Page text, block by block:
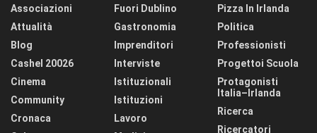
Associazioni
Attualità
Blog
Cashel 20026
Cinema
Community
Cronaca
Fuori Dublino
Gastronomia
Imprenditori
Interviste
Istituzionali
Istituzioni
Lavoro
Pizza In Irlanda
Politica
Professionisti
Progettoi Scuola
Protagonisti
Italia–Irlanda
Ricerca
Ricercatori